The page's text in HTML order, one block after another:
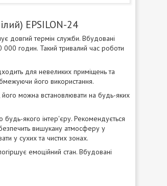
EPSILON-24
довгий термін служби. Вбудовані
годин. Такий тривалий час роботи
для невеликих приміщень та
його використання.
його можна встановлювати на будь-яких
якого інтер'єру. Рекомендується
вишукану атмосферу у
у сухих та чистих зонах.
емоційний стан. Вбудовані